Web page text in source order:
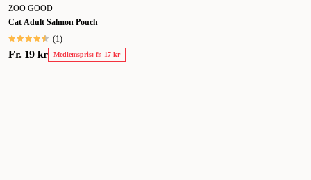
ZOO GOOD
Cat Adult Salmon Pouch
(1)
Fr. 19 kr Medlemspris: fr. 17 kr